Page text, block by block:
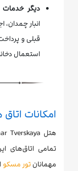
دیگر خدمات
انبار چمدان،
قبلی و
استعمال
امکانات
تمامی اتاق‌های
مهمانان تور مسکو